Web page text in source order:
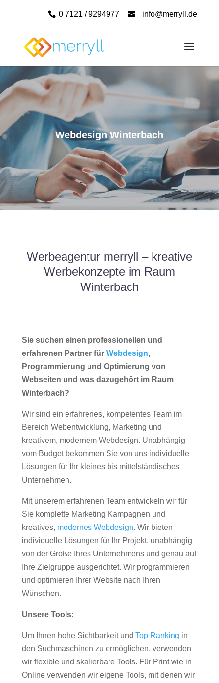
0 7121 / 9294977 info@merryll.de
Webdesign Winterbach
Werbeagentur merryll – kreative
Werbekonzepte im Raum
Winterbach
Sie suchen einen professionellen und
erfahrenen Partner für Webdesign,
Programmierung und Optimierung von
Webseiten und was dazugehört im Raum
Winterbach?
Wir sind ein erfahrenes, kompetentes Team im
Bereich Webentwicklung, Marketing und
kreativem, modernem Webdesign. Unabhängig
vom Budget bekommen Sie von uns individuelle
Lösungen für Ihr kleines bis mittelständisches
Unternehmen.
Mit unserem erfahrenen Team entwickeln wir für
Sie komplette Marketing Kampagnen und
kreatives, modernes Webdesign. Wir bieten
individuelle Lösungen für Ihr Projekt, unabhängig
von der Größe Ihres Unternehmens und genau auf
Ihre Zielgruppe ausgerichtet. Wir programmieren
und optimieren Ihrer Website nach Ihren
Wünschen.
Unsere Tools:
Um Ihnen hohe Sichtbarkeit und Top Ranking in
den Suchmaschinen zu ermöglichen, verwenden
wir flexible und skalierbare Tools. Für Print wie in
Online verwenden wir eigene Tools, mit denen wir